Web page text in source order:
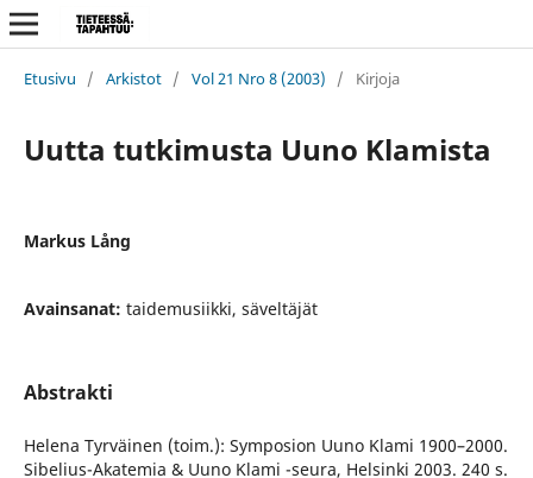
Etusivu / Arkistot / Vol 21 Nro 8 (2003) / Kirjoja
Uutta tutkimusta Uuno Klamista
Markus Lång
Avainsanat: taidemusiikki, säveltäjät
Abstrakti
Helena Tyrväinen (toim.): Symposion Uuno Klami 1900–2000.
Sibelius-Akatemia & Uuno Klami -seura, Helsinki 2003. 240 s.